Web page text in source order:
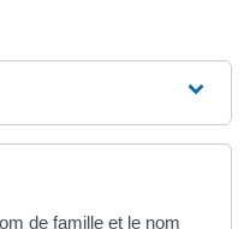
de famille et le nom